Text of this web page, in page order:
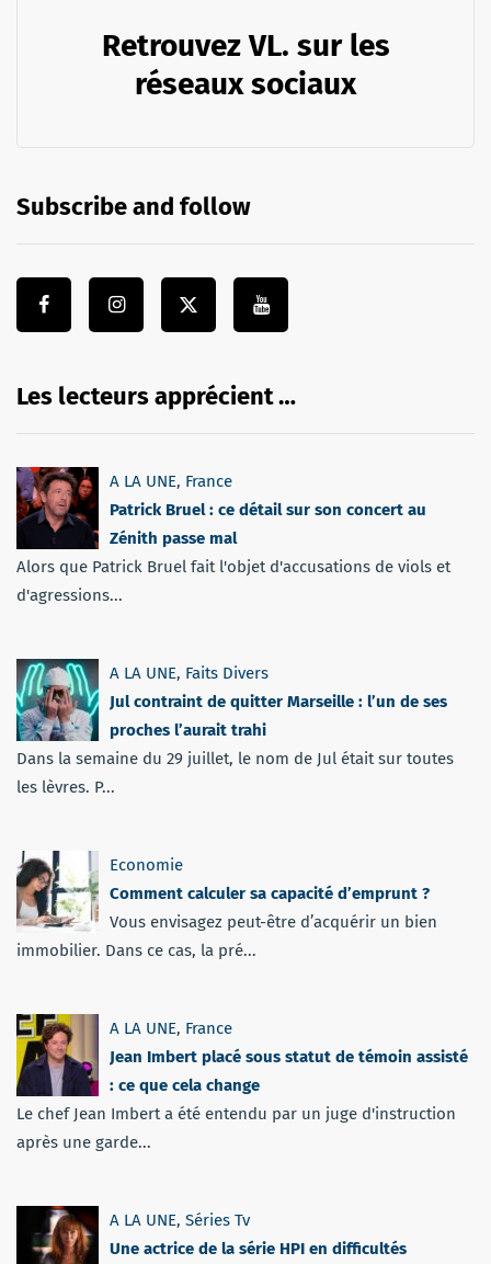
Retrouvez VL. sur les
réseaux sociaux
Subscribe and follow
Les lecteurs apprécient …
A LA UNE, France
Patrick Bruel : ce détail sur son concert au
Zénith passe mal
Alors que Patrick Bruel fait l'objet d'accusations de viols et
d'agressions...
A LA UNE, Faits Divers
Jul contraint de quitter Marseille : l’un de ses
proches l’aurait trahi
Dans la semaine du 29 juillet, le nom de Jul était sur toutes
les lèvres. P...
Economie
Comment calculer sa capacité d’emprunt ?
Vous envisagez peut-être d’acquérir un bien
immobilier. Dans ce cas, la pré...
A LA UNE, France
Jean Imbert placé sous statut de témoin assisté
: ce que cela change
Le chef Jean Imbert a été entendu par un juge d'instruction
après une garde...
A LA UNE, Séries Tv
Une actrice de la série HPI en difficultés